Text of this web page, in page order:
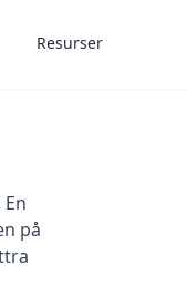
Resurser
på